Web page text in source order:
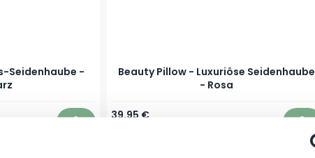
Seidenhaube -
Beauty Pillow - Luxuriöse Seidenhaube
- Rosa
39,95 €